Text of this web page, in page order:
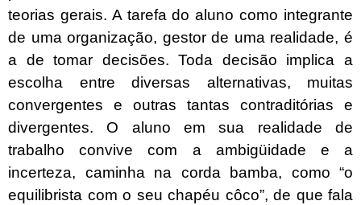
teorias gerais. A tarefa do aluno como integrante
de uma organização, gestor de uma realidade, é
a de tomar decisões. Toda decisão implica a
escolha entre diversas alternativas, muitas
convergentes e outras tantas contraditórias e
divergentes. O aluno em sua realidade de
trabalho convive com a ambigüidade e a
incerteza, caminha na corda bamba, como “o
equilibrista com o seu chapéu côco”, de que fala